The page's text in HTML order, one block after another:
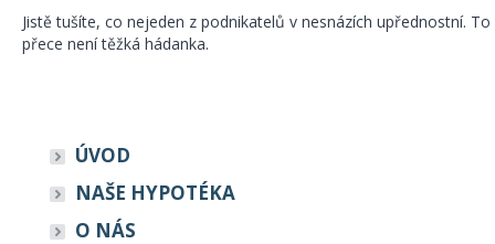
Jistě tušíte, co nejeden z podnikatelů v nesnázích upřednostní. To
přece není těžká hádanka.
ÚVOD
NAŠE HYPOTÉKA
O NÁS